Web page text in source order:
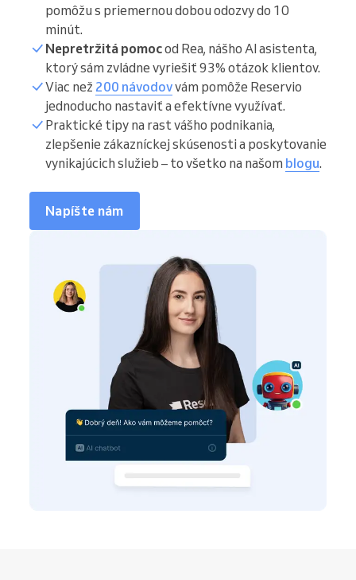
pomôžu s priemernou dobou odozvy do 10
minút.
Nepretržitá pomocod Rea, nášho AI asistenta,
ktorý sám zvládne vyriešiť 93% otázok klientov.
Viac než 200 návodovvám pomôže Reservio
jednoducho nastaviť a efektívne využívať.
Praktické tipy na rast vášho podnikania,
zlepšenie zákazníckej skúsenosti a poskytovanie
vynikajúcich služieb – to všetko na našom blogu.
Napíšte nám